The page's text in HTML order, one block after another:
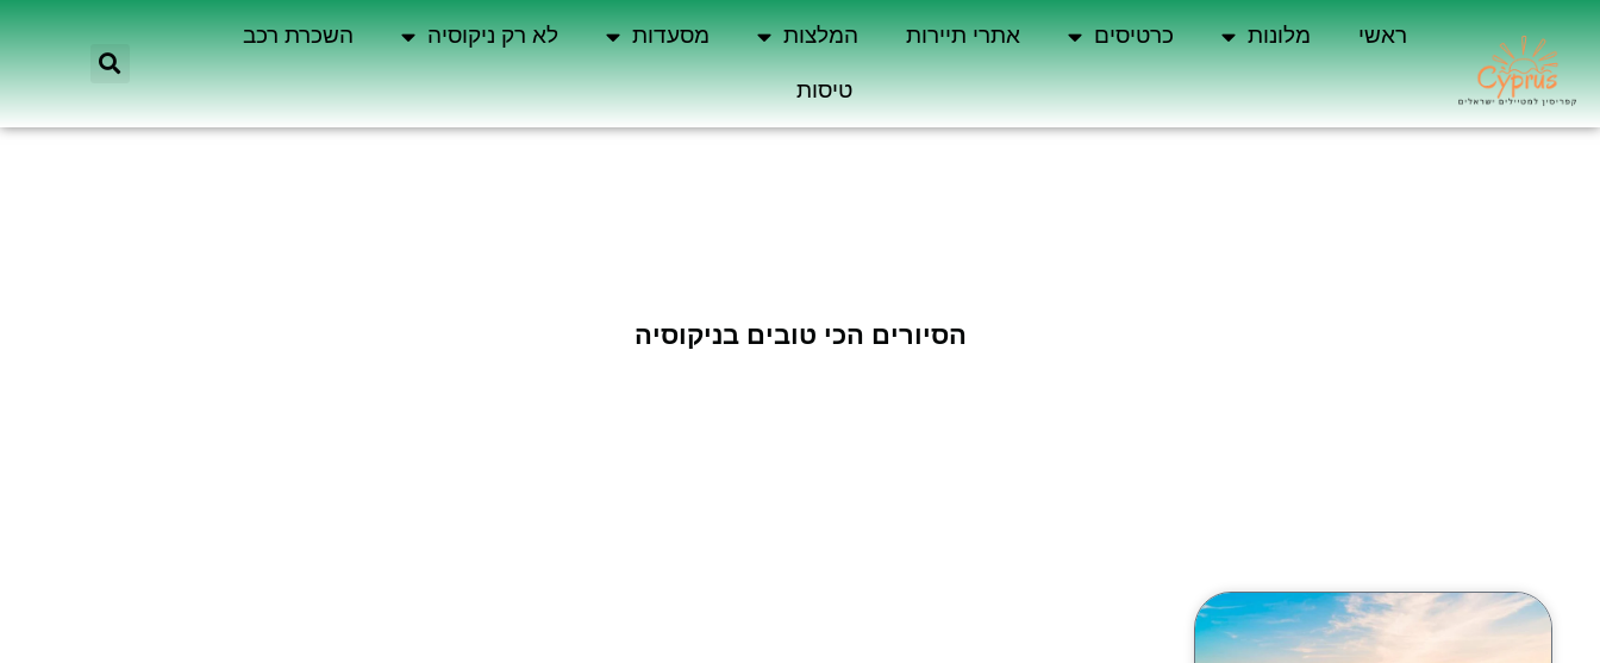
ראשי מלונות כרטיסים אתרי תיירות המלצות מסעדות לא רק ניקוסיה השכרת רכב
טיסות
הסיורים הכי טובים בניקוסיה